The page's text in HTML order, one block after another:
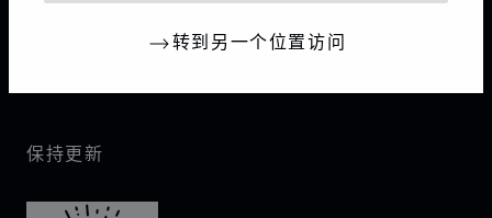
转到另一个位置访问
保持更新